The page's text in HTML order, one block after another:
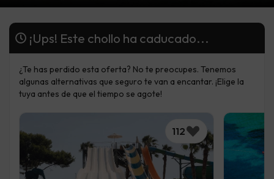
¡Ups! Este chollo ha caducado...
¿Te has perdido esta oferta? No te preocupes. Tenemos
algunas alternativas que seguro te van a encantar. ¡Elige la
tuya antes de que el tiempo se agote!
112